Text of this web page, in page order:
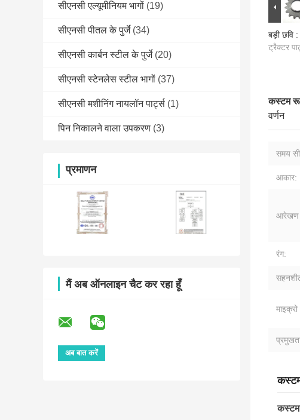
सीएनसी एल्यूमीनियम भागों (19)
सीएनसी पीतल के पुर्जे (34)
सीएनसी कार्बन स्टील के पुर्जे (20)
सीएनसी स्टेनलेस स्टील भागों (37)
सीएनसी मशीनिंग नायलॉन पार्ट्स (1)
पिन निकालने वाला उपकरण (3)
प्रमाणन
मैं अब ऑनलाइन चैट कर रहा हूँ
बड़ी छवि :
ट्रैक्टर
कस्टम
वर्णन
समय
आकार:
आरेखण
रंग:
कस्टम